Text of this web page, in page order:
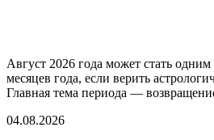
Август 2026 года может стать
месяцев года, если верить
Главная тема периода —
04.08.2026